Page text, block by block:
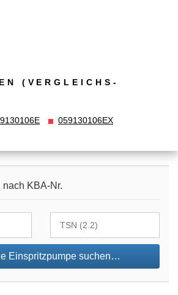
(VERGLEICHS­
059130106EX
KBA-Nr.
Einspritzpumpe suchen…